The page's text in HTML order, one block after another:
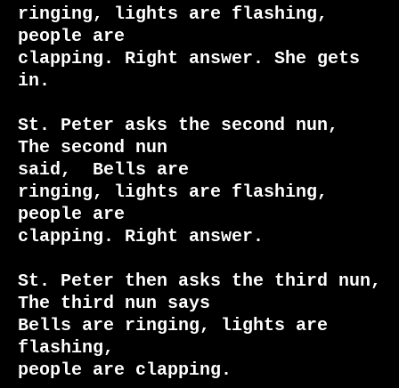
ringing, lights are flashing,
people are
clapping. Right answer. She gets
in.
The second nun
said,
Bells are
ringing, lights are flashing,
people are
clapping. Right answer.
The third nun says
Bells are ringing, lights are
flashing,
people are clapping.